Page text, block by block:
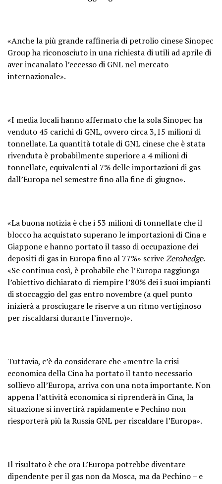
«Anche la più grande raffineria di petrolio cinese Sinopec
Group ha riconosciuto in una richiesta di utili ad aprile di
aver incanalato l’eccesso di GNL nel mercato
internazionale».
«I media locali hanno affermato che la sola Sinopec ha
venduto 45 carichi di GNL, ovvero circa 3,15 milioni di
tonnellate. La quantità totale di GNL cinese che è stata
rivenduta è probabilmente superiore a 4 milioni di
tonnellate, equivalenti al 7% delle importazioni di gas
dall’Europa nel semestre fino alla fine di giugno».
«La buona notizia è che i 53 milioni di tonnellate che il
blocco ha acquistato superano le importazioni di Cina e
Giappone e hanno portato il tasso di occupazione dei
depositi di gas in Europa fino al 77%» scriveZerohedge.
«Se continua così, è probabile che l’Europa raggiunga
l’obiettivo dichiarato di riempire l’80% dei i suoi impianti
di stoccaggio del gas entro novembre (a quel punto
inizierà a prosciugare le riserve a un ritmo vertiginoso
per riscaldarsi durante l’inverno)».
Tuttavia, c’è da considerare che «mentre la crisi
economica della Cina ha portato il tanto necessario
sollievo all’Europa, arriva con una nota importante. Non
appena l’attività economica si riprenderà in Cina, la
situazione si invertirà rapidamente e Pechino non
riesporterà più la Russia GNL per riscaldare l’Europa».
Il risultato è che ora L’Europa potrebbe diventare
dipendente per il gas non da Mosca, ma da Pechino – e